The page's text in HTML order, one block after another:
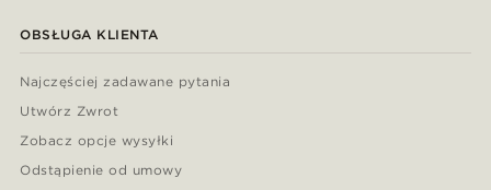
OBSŁUGA KLIENTA
Najczęściej zadawane pytania
Utwórz Zwrot
Zobacz opcje wysyłki
Odstąpienie od umowy